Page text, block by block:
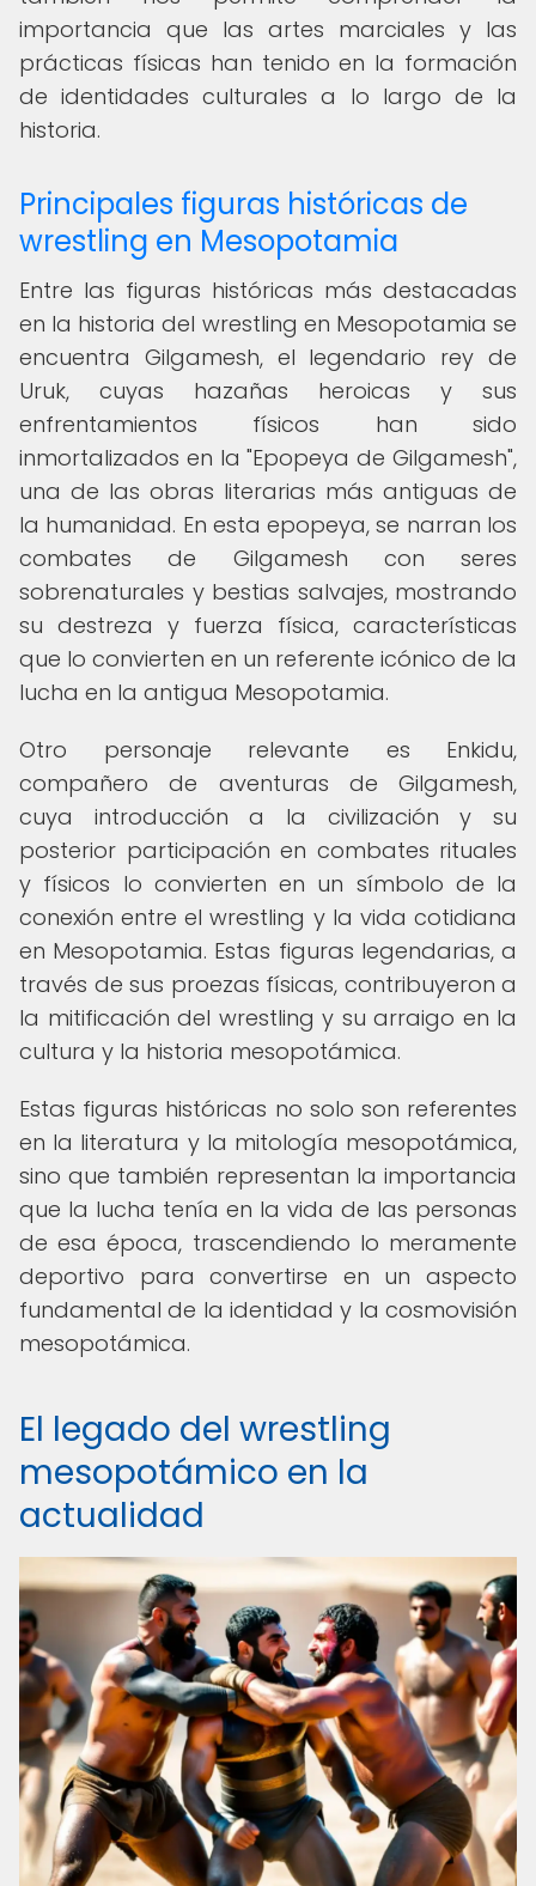
importancia que las artes marciales y las
prácticas físicas han tenido en la formación
de identidades culturales a lo largo de la
historia.
Principales figuras históricas de
wrestling en Mesopotamia
Entre las figuras históricas más destacadas
en la historia del wrestling en Mesopotamia se
encuentra Gilgamesh, el legendario rey de
Uruk, cuyas hazañas heroicas y sus
enfrentamientos físicos han sido
inmortalizados en la "Epopeya de Gilgamesh",
una de las obras literarias más antiguas de
la humanidad. En esta epopeya, se narran los
combates de Gilgamesh con seres
sobrenaturales y bestias salvajes, mostrando
su destreza y fuerza física, características
que lo convierten en un referente icónico de la
lucha en la antigua Mesopotamia.
Otro personaje relevante es Enkidu,
compañero de aventuras de Gilgamesh,
cuya introducción a la civilización y su
posterior participación en combates rituales
y físicos lo convierten en un símbolo de la
conexión entre el wrestling y la vida cotidiana
en Mesopotamia. Estas figuras legendarias, a
través de sus proezas físicas, contribuyeron a
la mitificación del wrestling y su arraigo en la
cultura y la historia mesopotámica.
Estas figuras históricas no solo son referentes
en la literatura y la mitología mesopotámica,
sino que también representan la importancia
que la lucha tenía en la vida de las personas
de esa época, trascendiendo lo meramente
deportivo para convertirse en un aspecto
fundamental de la identidad y la cosmovisión
mesopotámica.
El legado del wrestling
mesopotámico en la
actualidad